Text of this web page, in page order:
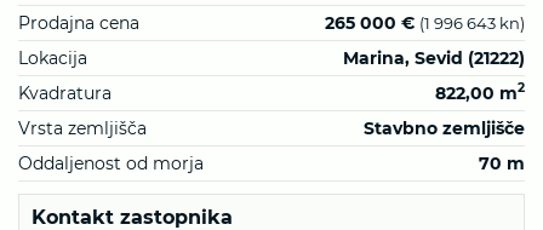
Prodajna cena
265 000 € (1 996 643 kn)
Lokacija
Marina, Sevid (21222)
Kvadratura
822,00 m2
Vrsta zemljišča
Stavbno zemljišče
Oddaljenost od morja
70 m
Kontakt zastopnika